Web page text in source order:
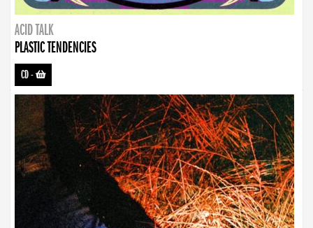
ACID TALK
PLASTIC TENDENCIES
CD-